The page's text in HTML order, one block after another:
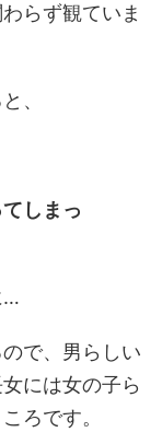
らず観ていま
、
しまっ
…
で、男らしい
には女の子ら
ろです。